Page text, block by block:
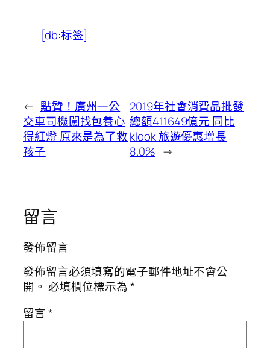
[db:标签]
← 點贊！廣州一公
交車司機闖找包養心
得紅燈 原來是為了救
孩子
2019年社會消費品批發
總額411649億元 同比
klook 旅遊優惠增長
8.0% →
留言
發佈留言
發佈留言必須填寫的電子郵件地址不會公
開。 必填欄位標示為*
留言*